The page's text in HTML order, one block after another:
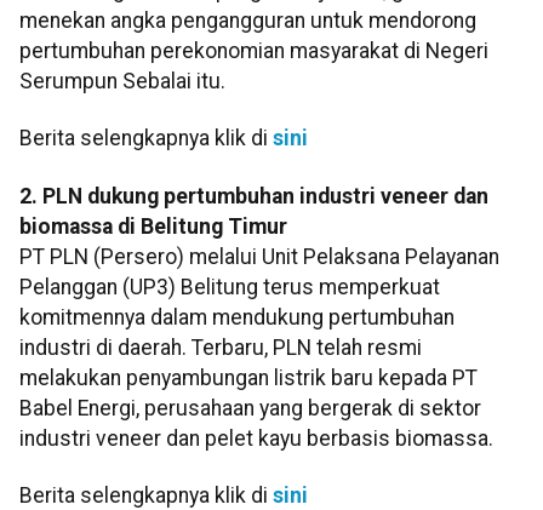
menekan angka pengangguran untuk mendorong
pertumbuhan perekonomian masyarakat di Negeri
Serumpun Sebalai itu.
Berita selengkapnya klik di sini
2. PLN dukung pertumbuhan industri veneer dan
biomassa di Belitung Timur
PT PLN (Persero) melalui Unit Pelaksana Pelayanan
Pelanggan (UP3) Belitung terus memperkuat
komitmennya dalam mendukung pertumbuhan
industri di daerah. Terbaru, PLN telah resmi
melakukan penyambungan listrik baru kepada PT
Babel Energi, perusahaan yang bergerak di sektor
industri veneer dan pelet kayu berbasis biomassa.
Berita selengkapnya klik di sini